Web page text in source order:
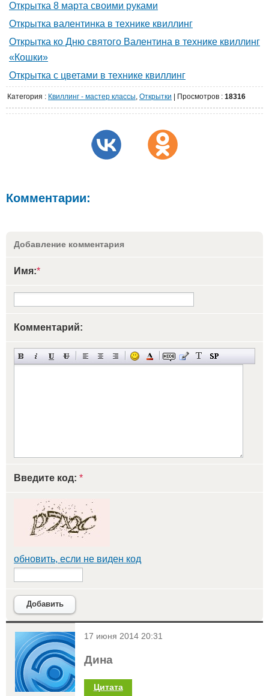
Открытка 8 марта своими руками
Открытка валентинка в технике квиллинг
Открытка ко Дню святого Валентина в технике квиллинг
«Кошки»
Открытка с цветами в технике квиллинг
Категория : Квиллинг - мастер классы, Открытки Просмотров : 18316
Комментарии:
Добавление комментария
Имя:*
Комментарий:
Введите код: *
обновить, если не виден код
Добавить
< 17 июня 2014 20:31
Дина
Цитата